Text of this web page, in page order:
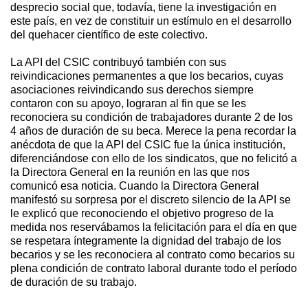
desprecio social que, todavía, tiene la investigación en
este país, en vez de constituir un estímulo en el desarrollo
del quehacer científico de este colectivo.
La API del CSIC contribuyó también con sus
reivindicaciones permanentes a que los becarios, cuyas
asociaciones reivindicando sus derechos siempre
contaron con su apoyo, lograran al fin que se les
reconociera su condición de trabajadores durante 2 de los
4 años de duración de su beca. Merece la pena recordar la
anécdota de que la API del CSIC fue la única institución,
diferenciándose con ello de los sindicatos, que no felicitó a
la Directora General en la reunión en las que nos
comunicó esa noticia. Cuando la Directora General
manifestó su sorpresa por el discreto silencio de la API se
le explicó que reconociendo el objetivo progreso de la
medida nos reservábamos la felicitación para el día en que
se respetara íntegramente la dignidad del trabajo de los
becarios y se les reconociera al contrato como becarios su
plena condición de contrato laboral durante todo el período
de duración de su trabajo.